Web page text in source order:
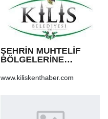
ŞEHRİN MUHTELİF
BÖLGELERİNE
VE BOZULAN
www.kiliskenthaber.com